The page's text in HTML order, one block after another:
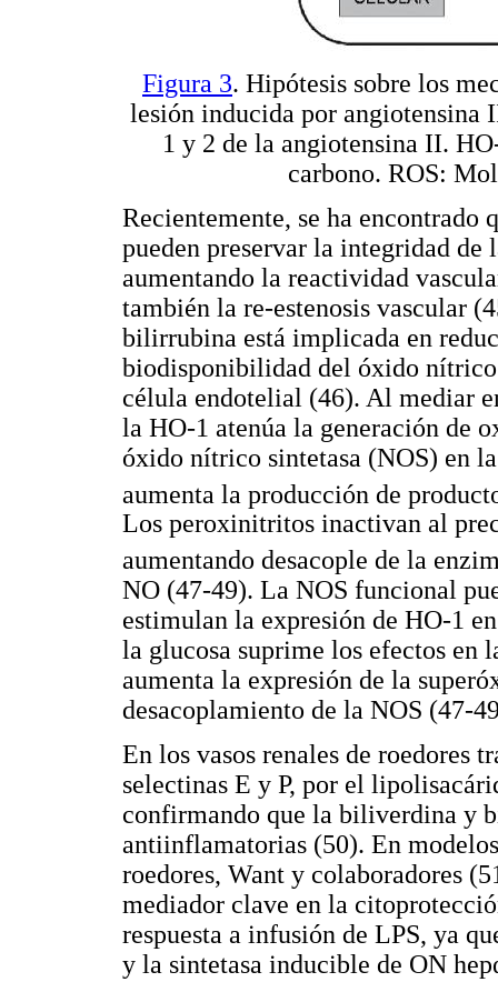
Figura 3. Hipótesis sobre los
lesión inducida por
1 y 2 de la angiotensina II.
carbono. ROS:
Recientemente, se ha
pueden preservar la integridad
aumentando la reactividad
también la re-estenosis vascular
bilirrubina está implicada en
biodisponibilidad del óxido
célula endotelial (46). Al mediar
la HO-1 atenúa la generación de
óxido nítrico sintetasa (NOS) en
aumenta la producción de
Los peroxinitritos inactivan al
aumentando desacople de la
NO (47-49). La NOS funcional
estimulan la expresión de HO-1
la glucosa suprime los efectos en
aumenta la expresión de la
desacoplamiento de la NOS (47-
En los vasos renales de roedores
selectinas E y P, por el
confirmando que la biliverdina y
antiinflamatorias (50). En
roedores, Want y colaboradores
mediador clave en la
respuesta a infusión de LPS, ya
y la sintetasa inducible de ON